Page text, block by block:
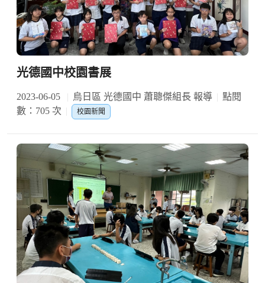
光德國中校園書展
2023-06-05 烏日區 光德國中 蕭聰傑組長 報導
點閱
數：705 次
校園新聞